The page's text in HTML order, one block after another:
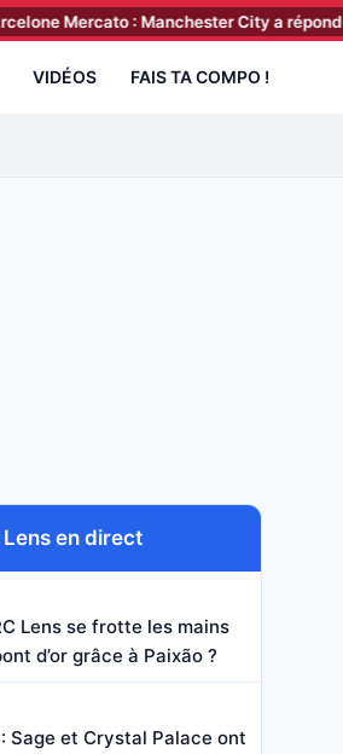
: Manchester City a répondu à la
VIDÉOS FAIS TA COMPO !
en direct
Lens se frotte les mains
d’or grâce à Paixão ?
Sage et Crystal Palace ont